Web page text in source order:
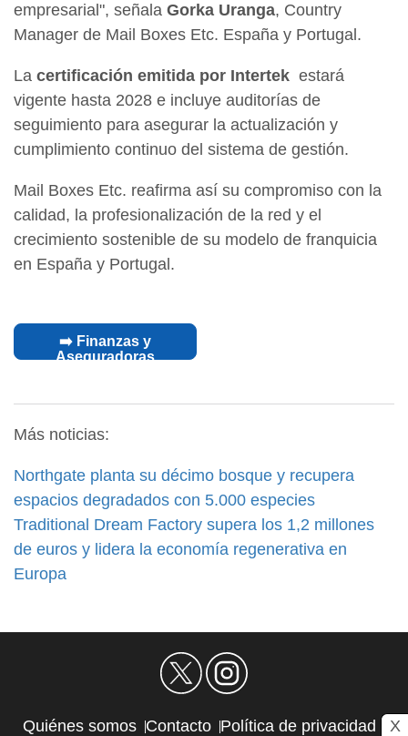
empresarial", señala Gorka Uranga, Country
Manager de Mail Boxes Etc. España y Portugal.
La certificación emitida por Intertek estará
vigente hasta 2028 e incluye auditorías de
seguimiento para asegurar la actualización y
cumplimiento continuo del sistema de gestión.
Mail Boxes Etc. reafirma así su compromiso con la
calidad, la profesionalización de la red y el
crecimiento sostenible de su modelo de franquicia
en España y Portugal.
➡️ Finanzas y
Aseguradoras
Más noticias:
Northgate planta su décimo bosque y recupera
espacios degradados con 5.000 especies
Traditional Dream Factory supera los 1,2 millones
de euros y lidera la economía regenerativa en
Europa
Quiénes somos Contacto Política de privacidad X